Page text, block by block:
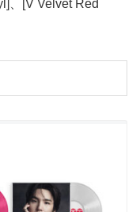
、[V Velvet Red